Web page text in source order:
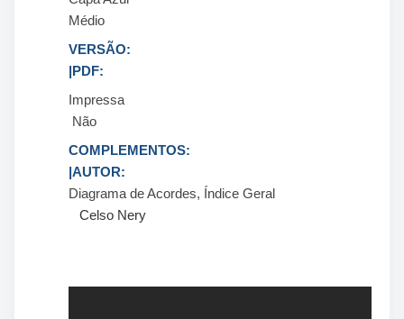
Médio
VERSÃO:
|PDF:
Impressa
Não
COMPLEMENTOS:
|AUTOR:
Diagrama de Acordes, Índice Geral
Celso Nery